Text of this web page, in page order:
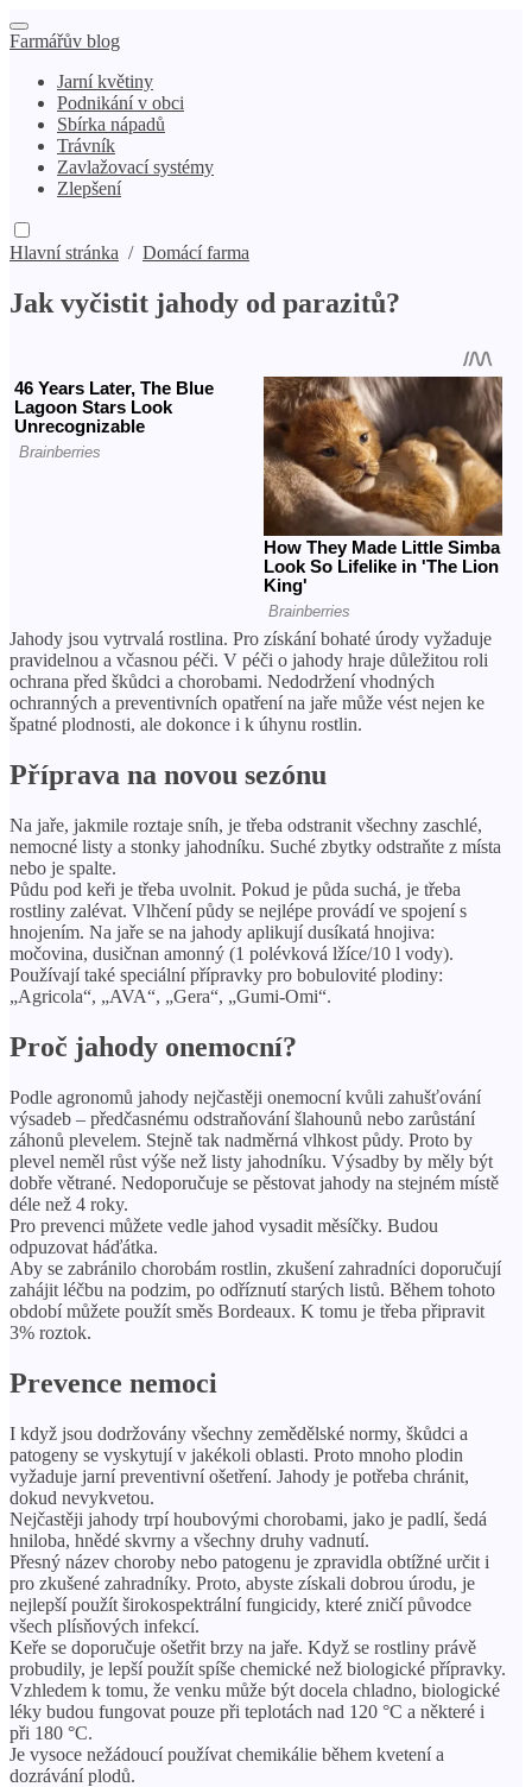
Farmářův blog
Jarní květiny
Podnikání v obci
Sbírka nápadů
Trávník
Zavlažovací systémy
Zlepšení
Hlavní stránka / Domácí farma
Jak vyčistit jahody od parazitů?
Jahody jsou vytrvalá rostlina. Pro získání bohaté úrody vyžaduje
pravidelnou a včasnou péči. V péči o jahody hraje důležitou roli
ochrana před škůdci a chorobami. Nedodržení vhodných
ochranných a preventivních opatření na jaře může vést nejen ke
špatné plodnosti, ale dokonce i k úhynu rostlin.
Příprava na novou sezónu
Na jaře, jakmile roztaje sníh, je třeba odstranit všechny zaschlé,
nemocné listy a stonky jahodníku. Suché zbytky odstraňte z místa
nebo je spalte.
Půdu pod keři je třeba uvolnit. Pokud je půda suchá, je třeba
rostliny zalévat. Vlhčení půdy se nejlépe provádí ve spojení s
hnojením. Na jaře se na jahody aplikují dusíkatá hnojiva:
močovina, dusičnan amonný (1 polévková lžíce/10 l vody).
Používají také speciální přípravky pro bobulovité plodiny:
„Agricola“, „AVA“, „Gera“, „Gumi-Omi“.
Proč jahody onemocní?
Podle agronomů jahody nejčastěji onemocní kvůli zahušťování
výsadeb – předčasnému odstraňování šlahounů nebo zarůstání
záhonů plevelem. Stejně tak nadměrná vlhkost půdy. Proto by
plevel neměl růst výše než listy jahodníku. Výsadby by měly být
dobře větrané. Nedoporučuje se pěstovat jahody na stejném místě
déle než 4 roky.
Pro prevenci můžete vedle jahod vysadit měsíčky. Budou
odpuzovat háďátka.
Aby se zabránilo chorobám rostlin, zkušení zahradníci doporučují
zahájit léčbu na podzim, po odříznutí starých listů. Během tohoto
období můžete použít směs Bordeaux. K tomu je třeba připravit
3% roztok.
Prevence nemoci
I když jsou dodržovány všechny zemědělské normy, škůdci a
patogeny se vyskytují v jakékoli oblasti. Proto mnoho plodin
vyžaduje jarní preventivní ošetření. Jahody je potřeba chránit,
dokud nevykvetou.
Nejčastěji jahody trpí houbovými chorobami, jako je padlí, šedá
hniloba, hnědé skvrny a všechny druhy vadnutí.
Přesný název choroby nebo patogenu je zpravidla obtížné určit i
pro zkušené zahradníky. Proto, abyste získali dobrou úrodu, je
nejlepší použít širokospektrální fungicidy, které zničí původce
všech plísňových infekcí.
Keře se doporučuje ošetřit brzy na jaře. Když se rostliny právě
probudily, je lepší použít spíše chemické než biologické přípravky.
Vzhledem k tomu, že venku může být docela chladno, biologické
léky budou fungovat pouze při teplotách nad 120 °C a některé i
při 180 °C.
Je vysoce nežádoucí používat chemikálie během kvetení a
dozrávání plodů.